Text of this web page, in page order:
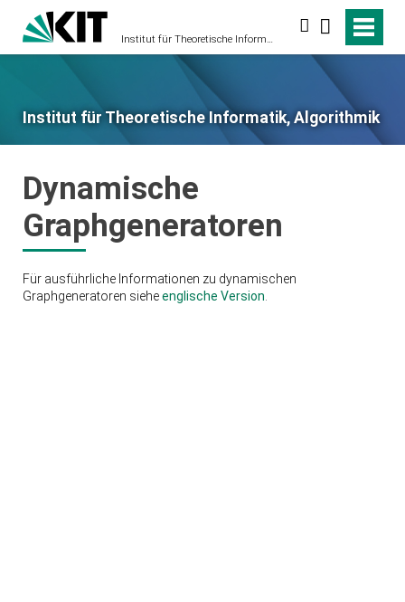
Institut für Theoretische Informatik, Algorithmik
Suche
Institut für Theoretische Informatik, Algorithmik
Dynamische
Graphgeneratoren
Für ausführliche Informationen zu dynamischen
Graphgeneratoren sieheenglische Version.